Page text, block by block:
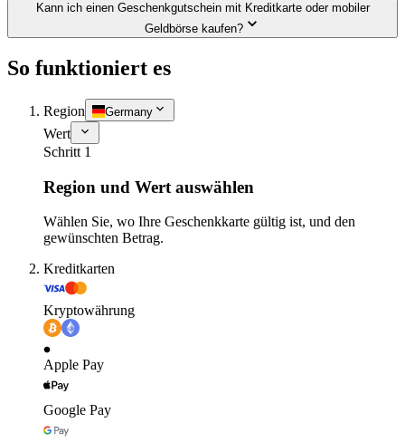
Kann ich einen Geschenkgutschein mit Kreditkarte oder mobiler
Geldbörse kaufen?
So funktioniert es
Region Germany
Wert
Schritt 1
Region und Wert auswählen
Wählen Sie, wo Ihre Geschenkkarte gültig ist, und den
gewünschten Betrag.
Kreditkarten
Kryptowährung
Apple Pay
Google Pay